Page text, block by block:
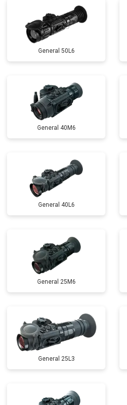
General 50L6
General 40M6
General 40L6
General 25M6
General 25L3